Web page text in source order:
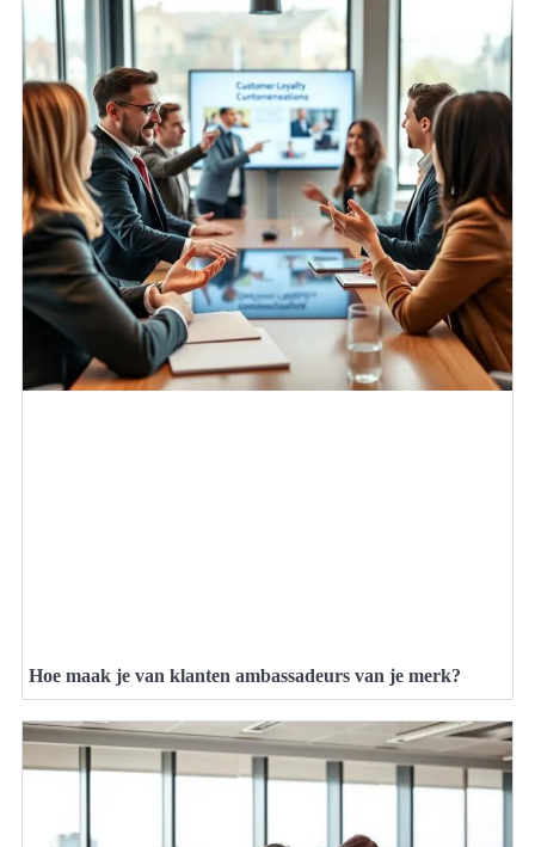
Hoe maak je van klanten ambassadeurs van je merk?